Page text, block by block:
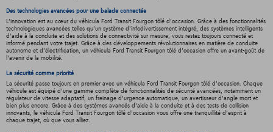
Des technologies avancées pour une balade connectée
L'innovation est au cœur du véhicula Ford Transit Fourgon tôlé d'occasion. Grâce à des fonctionnalités
technologiques avancées telles qu'un système d'infodivertissement intégré, des systèmes intelligents
d'aide à la conduite et des solutions de connectivité sur mesure, vous restez toujours connecté et
informé pendant votre trajet. Grâce à des développements révolutionnaires en matière de conduite
autonome et d'électrification, un véhicula Ford Transit Fourgon tôlé d'occasion offre un avant-goût de
l'avenir de la mobilité.
La sécurité comme priorité
La sécurité passe toujours en premier avec un véhicula Ford Transit Fourgon tôlé d'occasion. Chaque
véhicule est équipé d'une gamme complète de fonctionnalités de sécurité avancées, notamment un
régulateur de vitesse adaptatif, un freinage d'urgence automatique, un avertisseur d'angle mort et
bien plus encore. Grâce à des systèmes avancés d'aide à la conduite et à des tests de collision
innovants, le véhicula Ford Transit Fourgon tôlé d'occasion vous offre une tranquillité d'esprit à
chaque trajet, où que vous alliez.